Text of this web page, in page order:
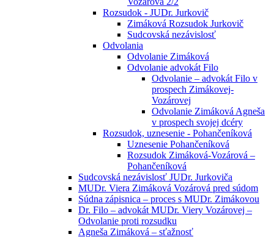
Rozsudok - JUDr. Jurkovič
Zimáková Rozsudok Jurkovič
Sudcovská nezávislosť
Odvolania
Odvolanie Zimáková
Odvolanie advokát Filo
Odvolanie – advokát Filo v
prospech Zimákovej-
Vozárovej
Odvolanie Zimáková Agneša
v prospech svojej dcéry
Rozsudok, uznesenie - Pohančeníková
Uznesenie Pohančeníková
Rozsudok Zimáková-Vozárová –
Pohančeníková
Sudcovská nezávislosť JUDr. Jurkoviča
MUDr. Viera Zimáková Vozárová pred súdom
Súdna zápisnica – proces s MUDr. Zimákovou
Dr. Filo – advokát MUDr. Viery Vozárovej –
Odvolanie proti rozsudku
Agneša Zimáková – sťažnosť